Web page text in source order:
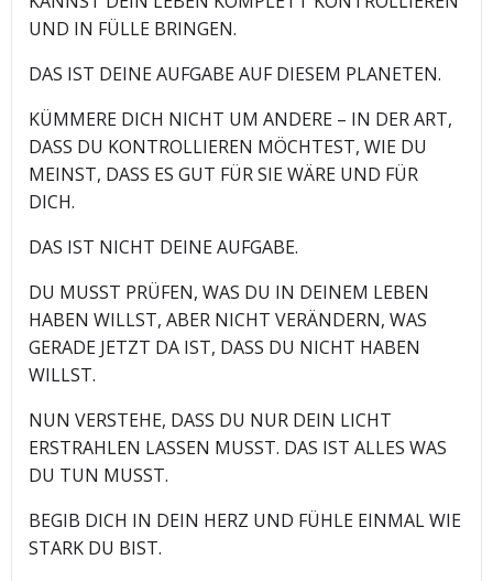
UND IN FÜLLE BRINGEN.
DAS IST DEINE AUFGABE AUF DIESEM PLANETEN.
KÜMMERE DICH NICHT UM ANDERE – IN DER ART,
DASS DU KONTROLLIEREN MÖCHTEST, WIE DU
MEINST, DASS ES GUT FÜR SIE WÄRE UND FÜR
DICH.
DAS IST NICHT DEINE AUFGABE.
DU MUSST PRÜFEN, WAS DU IN DEINEM LEBEN
HABEN WILLST, ABER NICHT VERÄNDERN, WAS
GERADE JETZT DA IST, DASS DU NICHT HABEN
WILLST.
NUN VERSTEHE, DASS DU NUR DEIN LICHT
ERSTRAHLEN LASSEN MUSST. DAS IST ALLES WAS
DU TUN MUSST.
BEGIB DICH IN DEIN HERZ UND FÜHLE EINMAL WIE
STARK DU BIST.